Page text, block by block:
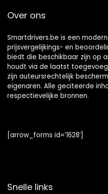
Over ons
Smartdrivers.be is een
prijsvergelijkings- en
biedt die beschikbaar zijn op
houdt via de laatst
zijn auteursrechtelijk
eigenaren. Alle geciteerde
respectievelijke bronnen.
[arrow_forms id=’1628′]
Snelle links